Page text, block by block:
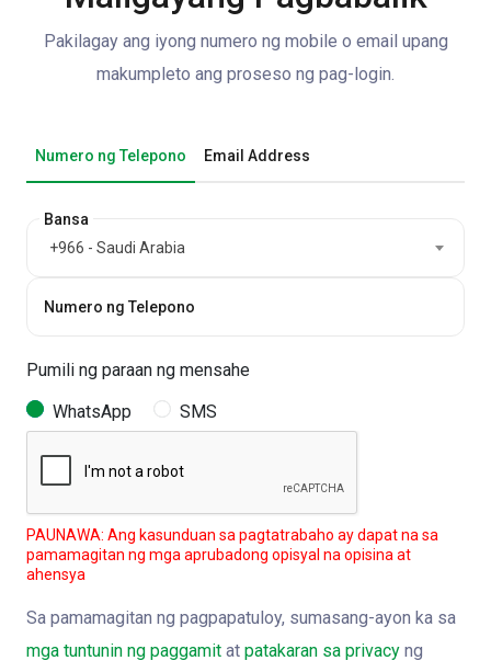
Pakilagay ang iyong numero ng mobile o email upang
makumpleto ang proseso ng pag-login.
Numero ng Telepono Email Address
Bansa
+966 - Saudi Arabia
Numero ng Telepono
Pumili ng paraan ng mensahe
WhatsApp
SMS
PAUNAWA: Ang kasunduan sa pagtatrabaho ay dapat na sa
pamamagitan ng mga aprubadong opisyal na opisina at
ahensya
Sa pamamagitan ng pagpapatuloy, sumasang-ayon ka sa
mga tuntunin ng paggamit at patakaran sa privacy ng